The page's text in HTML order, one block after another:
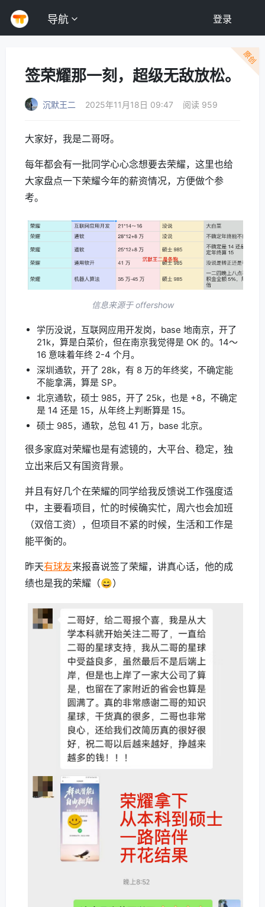
导航 登录
原创
签荣耀那一刻，超级无敌放松。
沉默王二 2025年11月18日 09:47 阅读 959
大家好，我是二哥呀。
每年都会有一批同学心心念想要去荣耀，这里也给
大家盘点一下荣耀今年的薪资情况，方便做个参
考。
信息来源于 offershow
学历没说，互联网应用开发岗，base 地南京，开了
21k，算是白菜价，但在南京我觉得是 OK 的。14～
16 意味着年终 2-4 个月。
深圳通软，开了 28k，有 8 万的年终奖，不确定能
不能拿满，算是 SP。
北京通软，硕士 985，开了 25k，也是 +8，不确定
是 14 还是 15，从年终上判断算是 15。
硕士 985，通软，总包 41 万，base 北京。
很多家庭对荣耀也是有滤镜的，大平台、稳定，独
立出来后又有国资背景。
并且有好几个在荣耀的同学给我反馈说工作强度适
中，主要看项目，忙的时候确实忙，周六也会加班
（双倍工资），但项目不紧的时候，生活和工作是
能平衡的。
昨天有球友来报喜说签了荣耀，讲真心话，他的成
绩也是我的荣耀（😄）